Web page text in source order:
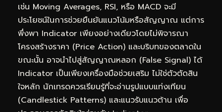
เช่น Moving Averages, RSI, หรือ MACD จะมี
ประโยชน์ในการช่วยยืนยันแนวโน้มหรือสัญญาณ แต่การ
พึ่งพา Indicator เพียงอย่างเดียวโดยไม่พิจารณา
โครงสร้างราคา (Price Action) และบริบทของตลาดใน
ขณะนั้น อาจนำไปสู่สัญญาณหลอก (False Signal) ได้
Indicator เป็นเพียงเครื่องมือช่วยเสริม ไม่ใช่ตัวตัดสิน
ใจหลัก นักเทรดควรเรียนรู้ที่จะอ่านรูปแบบแท่งเทียน
(Candlestick Patterns) และแนวรับแนวต้าน เพื่อ